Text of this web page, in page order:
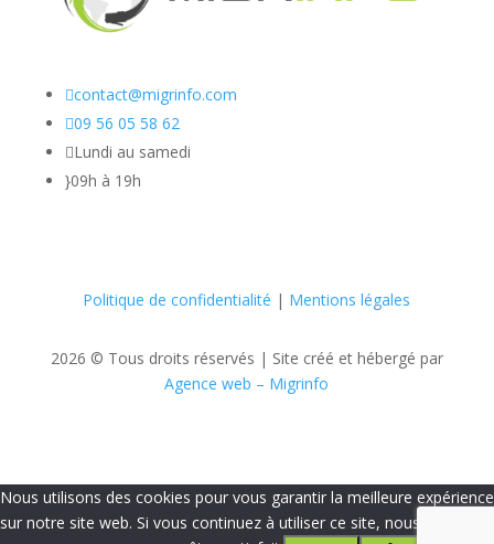
contact@migrinfo.com
09 56 05 58 62
Lundi au samedi
}09h à 19h
Politique de confidentialité | Mentions légales
2026 © Tous droits réservés | Site créé et hébergé par
Agence web – Migrinfo
Nous utilisons des cookies pour vous garantir la meilleure expérience
sur notre site web. Si vous continuez à utiliser ce site, nous